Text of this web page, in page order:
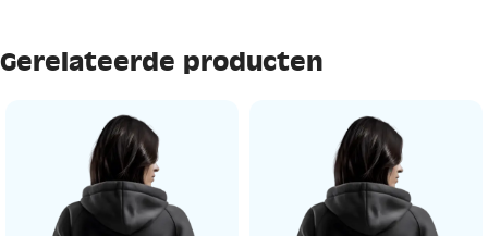
Gerelateerde producten